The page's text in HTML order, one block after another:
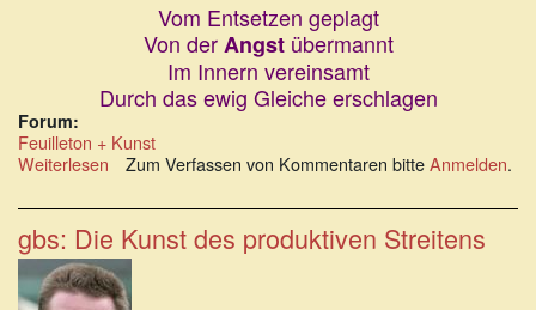
Vom Entsetzen geplagt
Von derAngstübermannt
Im Innern vereinsamt
Durch das ewig Gleiche erschlagen
Forum:
Feuilleton + Kunst
Weiterlesen über
der
Straße:
Ein
Blick
zurück
Zum Verfassen von Kommentaren bitteAnmelden.
gbs: Die Kunst des produktiven Streitens